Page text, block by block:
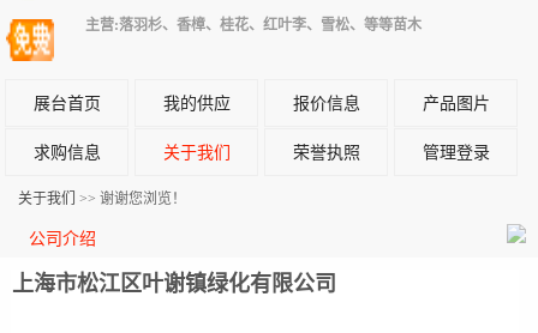
主营:落羽杉、香樟、桂花、红叶李、雪松、等等苗木
展台首页 我的供应 报价信息 产品图片
求购信息 关于我们 荣誉执照 管理登录
关于我们 >> 谢谢您浏览！
公司介绍
上海市松江区叶谢镇绿化有限公司